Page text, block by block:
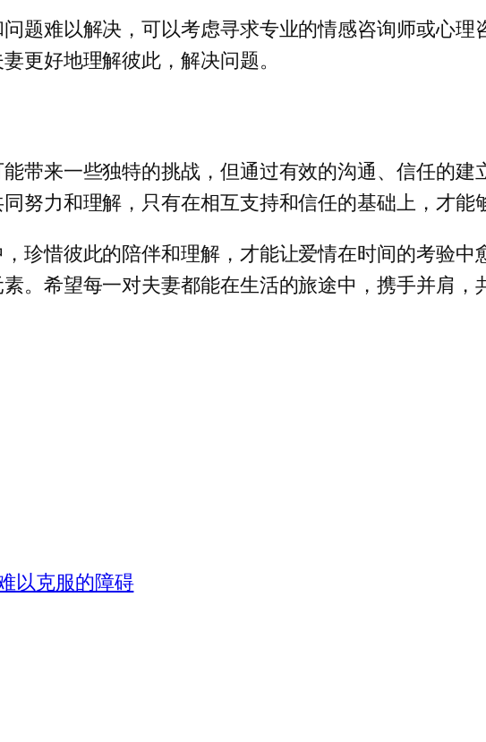
题难以解决，可以考虑寻求专业的情感咨询师或心
更好地理解彼此，解决问题。
带来一些独特的挑战，但通过有效的沟通、信任的
努力和理解，只有在相互支持和信任的基础上，才能
珍惜彼此的陪伴和理解，才能让爱情在时间的考验
。希望每一对夫妻都能在生活的旅途中，携手并肩，
以克服的障碍